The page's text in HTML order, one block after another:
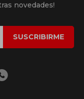
novedades!
SUSCRIBIRME